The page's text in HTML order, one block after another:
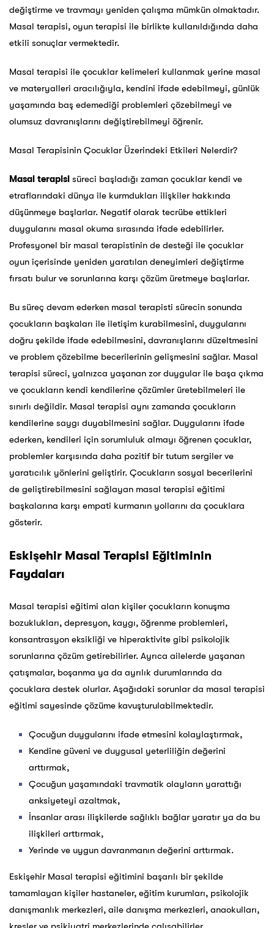
değiştirme ve travmayı yeniden çalışma mümkün olmaktadır.
Masal terapisi, oyun terapisi ile birlikte kullanıldığında daha
etkili sonuçlar vermektedir.
Masal terapisi ile çocuklar kelimeleri kullanmak yerine masal
ve materyalleri aracılığıyla, kendini ifade edebilmeyi, günlük
yaşamında baş edemediği problemleri çözebilmeyi ve
olumsuz davranışlarını değiştirebilmeyi öğrenir.
Masal Terapisinin Çocuklar Üzerindeki Etkileri Nelerdir?
Masal terapisi süreci başladığı zaman çocuklar kendi ve
etraflarındaki dünya ile kurmdukları ilişkiler hakkında
düşünmeye başlarlar. Negatif olarak tecrübe ettikleri
duygularını masal okuma sırasında ifade edebilirler.
Profesyonel bir masal terapistinin de desteği ile çocuklar
oyun içerisinde yeniden yaratılan deneyimleri değiştirme
fırsatı bulur ve sorunlarına karşı çözüm üretmeye başlarlar.
Bu süreç devam ederken masal terapisti sürecin sonunda
çocukların başkaları ile iletişim kurabilmesini, duygularını
doğru şekilde ifade edebilmesini, davranışlarını düzeltmesini
ve problem çözebilme becerilerinin gelişmesini sağlar. Masal
terapisi süreci, yalnızca yaşanan zor duygular ile başa çıkma
ve çocukların kendi kendilerine çözümler üretebilmeleri ile
sınırlı değildir. Masal terapisi aynı zamanda çocukların
kendilerine saygı duyabilmesini sağlar. Duygularını ifade
ederken, kendileri için sorumluluk almayı öğrenen çocuklar,
problemler karşısında daha pozitif bir tutum sergiler ve
yaratıcılık yönlerini geliştirir. Çocukların sosyal becerilerini
de geliştirebilmesini sağlayan masal terapisi eğitimi
başkalarına karşı empati kurmanın yollarını da çocuklara
gösterir.
Eskişehir Masal Terapisi Eğitiminin
Faydaları
Masal terapisi eğitimi alan kişiler çocukların konuşma
bozuklukları, depresyon, kaygı, öğrenme problemleri,
konsantrasyon eksikliği ve hiperaktivite gibi psikolojik
sorunlarına çözüm getirebilirler. Ayrıca ailelerde yaşanan
çatışmalar, boşanma ya da ayrılık durumlarında da
çocuklara destek olurlar. Aşağıdaki sorunlar da masal terapisi
eğitimi sayesinde çözüme kavuşturulabilmektedir.
Çocuğun duygularını ifade etmesini kolaylaştırmak,
Kendine güveni ve duygusal yeterliliğin değerini
arttırmak,
Çocuğun yaşamındaki travmatik olayların yarattığı
anksiyeteyi azaltmak,
İnsanlar arası ilişkilerde sağlıklı bağlar yaratır ya da bu
ilişkileri arttırmak,
Yerinde ve uygun davranmanın değerini arttırmak.
Eskişehir Masal terapisi eğitimini başarılı bir şekilde
tamamlayan kişiler hastaneler, eğitim kurumları, psikolojik
danışmanlık merkezleri, aile danışma merkezleri, anaokulları,